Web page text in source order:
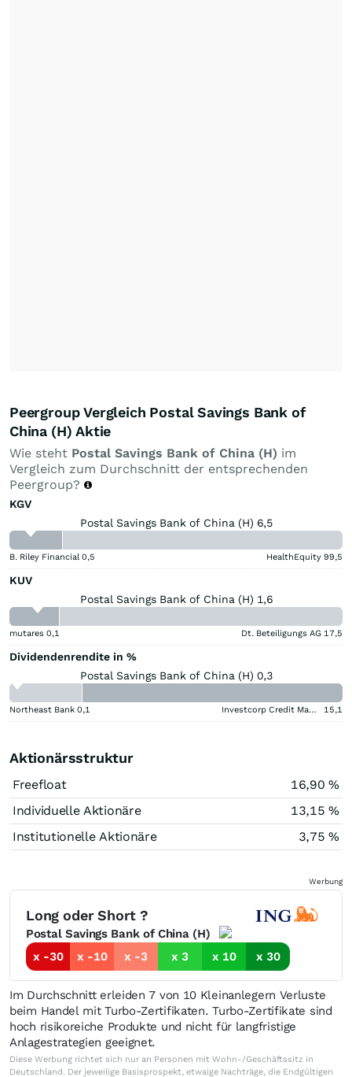
Peergroup Vergleich Postal Savings Bank of
China (H) Aktie
Wie steht Postal Savings Bank of China (H) im
Vergleich zum Durchschnitt der entsprechenden
Peergroup?
KGV
Postal Savings Bank of China (H) 6,5
B. Riley Financial 0,5 HealthEquity 99,5
KUV
Postal Savings Bank of China (H) 1,6
mutares 0,1 Dt. Beteiligungs AG 17,5
Dividendenrendite in %
Postal Savings Bank of China (H) 0,3
Northeast Bank 0,1 Investcorp Credit Management BDC 15,1
Aktionärsstruktur
Freefloat
16,90 %
Individuelle Aktionäre
13,15 %
Institutionelle Aktionäre
3,75 %
Werbung
Long oder Short ?
Postal Savings Bank of China (H)
x -30
x -10 x -3 x 3 x 10 x 30
Im Durchschnitt erleiden 7 von 10 Kleinanlegern Verluste
beim Handel mit Turbo-Zertifikaten. Turbo-Zertifikate sind
hoch risikoreiche Produkte und nicht für langfristige
Anlagestrategien geeignet.
Diese Werbung richtet sich nur an Personen mit Wohn-/Geschäftssitz in
Deutschland. Der jeweilige Basisprospekt, etwaige Nachträge, die Endgültigen